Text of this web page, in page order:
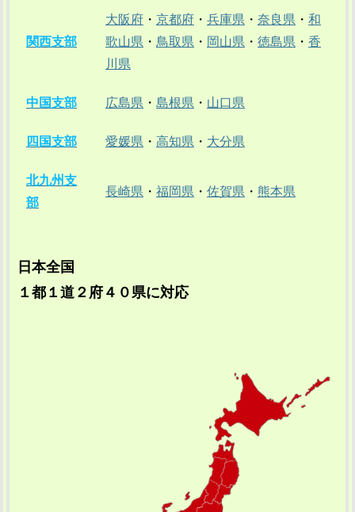
関西支部
大阪府 ・ 京都府 ・ 兵庫県 ・ 奈良県 ・ 和
歌山県 ・ 鳥取県 ・ 岡山県 ・ 徳島県 ・ 香
川県
中国支部 広島県 ・ 島根県 ・ 山口県
四国支部 愛媛県 ・ 高知県 ・ 大分県
北九州支
部
長崎県 ・ 福岡県 ・ 佐賀県 ・ 熊本県
日本全国
１都１道２府４０県に対応